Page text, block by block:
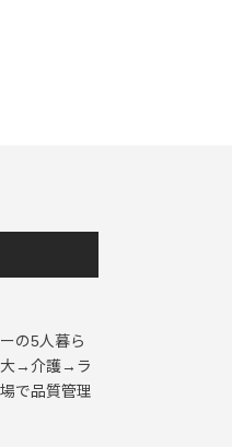
の5人暮ら
大→介護→ラ
で品質管理